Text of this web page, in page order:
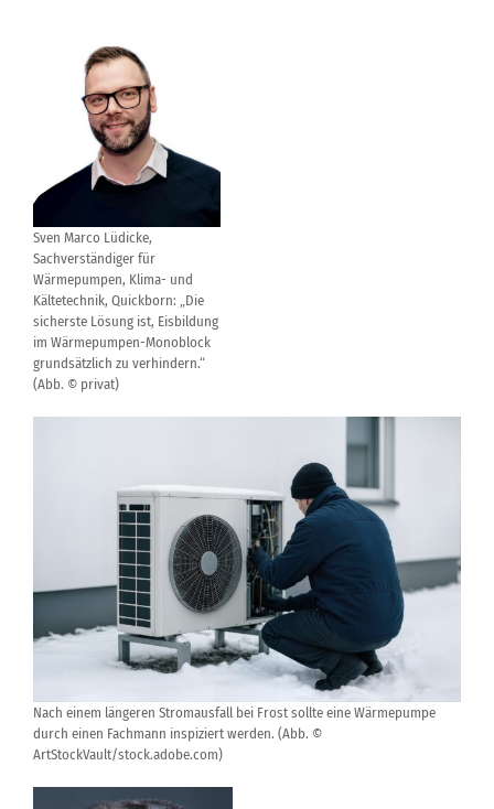
Sven Marco Lüdicke,
Sachverständiger für
Wärmepumpen, Klima- und
Kältetechnik, Quickborn: „Die
sicherste Lösung ist, Eisbildung
im Wärmepumpen-Monoblock
grundsätzlich zu verhindern.“
(Abb. © privat)
Nach einem längeren Stromausfall bei Frost sollte eine Wärmepumpe
durch einen Fachmann inspiziert werden. (Abb. ©
ArtStockVault/stock.adobe.com)